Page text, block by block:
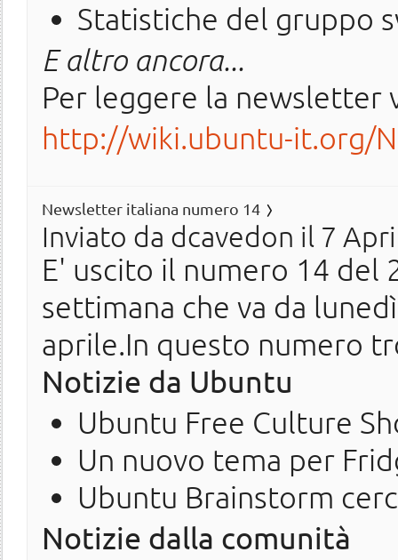
Statistiche del gruppo
E altro ancora...
Per leggere la newsletter
http://wiki.ubuntu-it.org/
Newsletter italiana numero 14
Inviato da dcavedon il 7
E' uscito il numero 14 del
settimana che va da
aprile.In questo numero
Notizie da Ubuntu
Ubuntu Free Culture
Un nuovo tema per
Ubuntu Brainstorm
Notizie dalla comunità